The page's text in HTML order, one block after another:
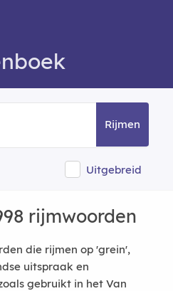
Rijmen
Uitgebreid
rijmwoorden
die rijmen op 'grein',
uitspraak en
gebruikt in het Van